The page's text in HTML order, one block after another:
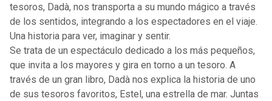
tesoros, Dadà, nos transporta a su mundo mágico a través
de los sentidos, integrando a los espectadores en el viaje.
Una historia para ver, imaginar y sentir.
Se trata de un espectáculo dedicado a los más pequeños,
que invita a los mayores y gira en torno a un tesoro. A
través de un gran libro, Dadà nos explica la historia de uno
de sus tesoros favoritos, Estel, una estrella de mar. Juntas